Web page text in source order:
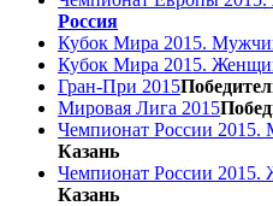
Россия
Кубок Мира 2015.
Кубок Мира 2015.
Гран-При 2015
Мировая Лига 2015
Чемпионат России
Казань
Чемпионат России
Казань